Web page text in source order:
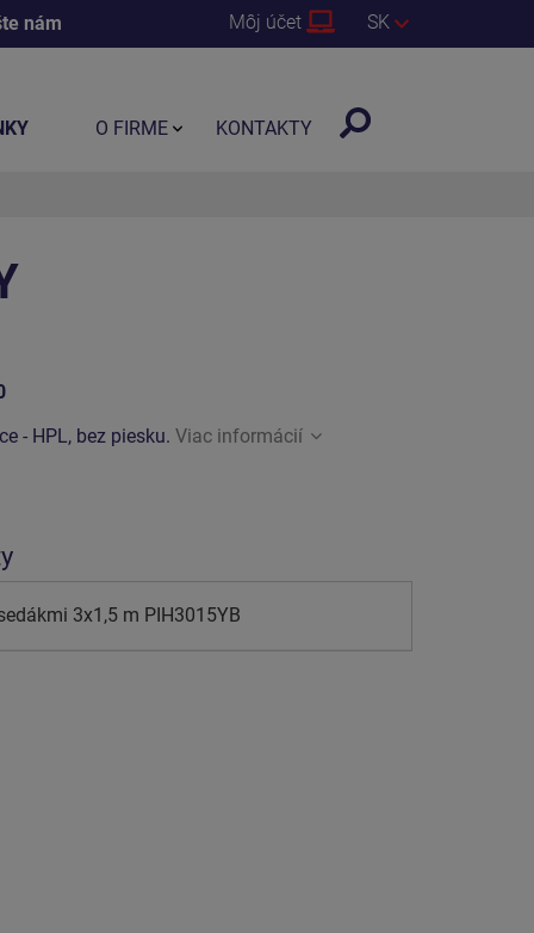
nám Môj účet SK
- HPL, bez piesku. Viac informácií
3x1,5 m PIH3015YB
O FIRME KONTAKTY